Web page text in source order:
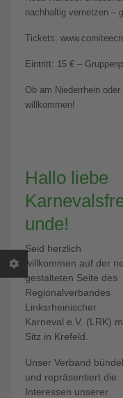
nachhaltig vernetzen –
Tickets:
Eintritt: 15 € –
Ob am Niederrhein
willkommen!
Hallo liebe
unde!
Seid herzlich
willkommen auf der
gestalteten Seite des
Regionalverbandes
Linksrheinischer
Karneval e.V. (LRK)
Sitz in Krefeld.
Unser Verband
und repräsentiert die
Interessen unserer